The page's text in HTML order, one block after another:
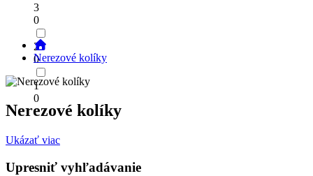
3
0
2
0
1
0
Nerezové kolíky
Nerezové kolíky
Ukázať viac
Upresniť vyhľadávanie